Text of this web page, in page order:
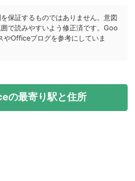
保証するものではありません。意図
で読みやすいよう修正済です。Goo
やOfficeブログを参考にしていま
の最寄り駅と住所